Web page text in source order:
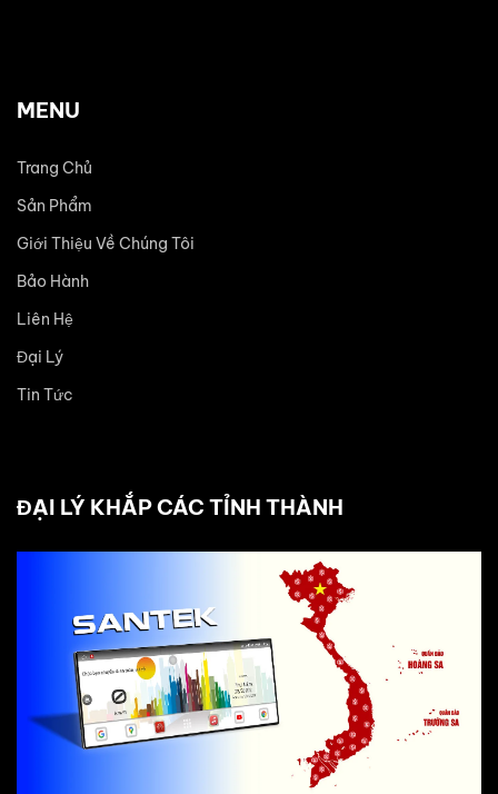
MENU
Trang Chủ
Sản Phẩm
Giới Thiệu Về Chúng Tôi
Bảo Hành
Liên Hệ
Đại Lý
Tin Tức
ĐẠI LÝ KHẮP CÁC TỈNH THÀNH